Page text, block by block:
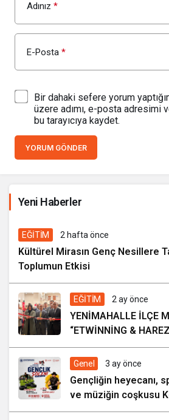
Adınız *
E-Posta *
Bir dahaki sefere yorum
üzere adımı, e-posta adresimi
bu tarayıcıya kaydet.
YORUM GÖNDER
Yeni Haberler
16 saat önce
EĞİTİM 2 hafta önce
Kültürel Mirasın Genç Nesillere
Toplumun Etkisi
EĞİTİM 2 ay önce
YENİMAHALLE İLÇE
“ETWİNNİNG &
ŞENLİĞİ”
Genel 3 ay önce
Gençliğin heyecanı,
ve müziğin coşkusu
araya geliyor!